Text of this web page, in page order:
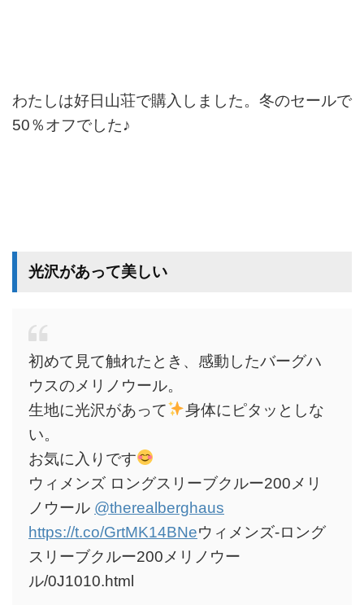
わたしは好日山荘で購入しました。冬のセールで
50％オフでした♪
光沢があって美しい
初めて見て触れたとき、感動したバーグハ
ウスのメリノウール。
生地に光沢があって
身体にピタッとしな
い。
お気に入りです
ウィメンズ ロングスリーブクルー200メリ
ノウール @therealberghaus
https://t.co/GrtMK14BNeウィメンズ-ロング
スリーブクルー200メリノウー
ル/0J1010.html